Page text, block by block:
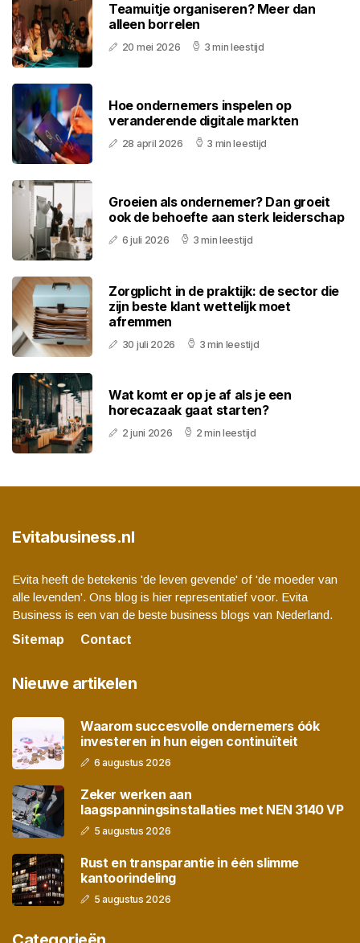
Teamuitje organiseren? Meer dan
alleen borrelen
20 mei 2026 3 min leestijd
Hoe ondernemers inspelen op
veranderende digitale markten
28 april 2026 3 min leestijd
Groeien als ondernemer? Dan groeit
ook de behoefte aan sterk leiderschap
6 juli 2026 3 min leestijd
Zorgplicht in de praktijk: de sector die
zijn beste klant wettelijk moet
afremmen
30 juli 2026 3 min leestijd
Wat komt er op je af als je een
horecazaak gaat starten?
2 juni 2026 2 min leestijd
Evitabusiness.nl
Evita heeft de betekenis 'de leven gevende' of 'de moeder van
alle levenden'. Ons blog is hier representatief voor. Evita
Business is een van de beste business blogs van Nederland.
Sitemap
Contact
Nieuwe artikelen
Waarom succesvolle ondernemers óók
investeren in hun eigen continuïteit
6 augustus 2026
Zeker werken aan
laagspanningsinstallaties met NEN 3140 VP
5 augustus 2026
Rust en transparantie in één slimme
kantoorindeling
5 augustus 2026